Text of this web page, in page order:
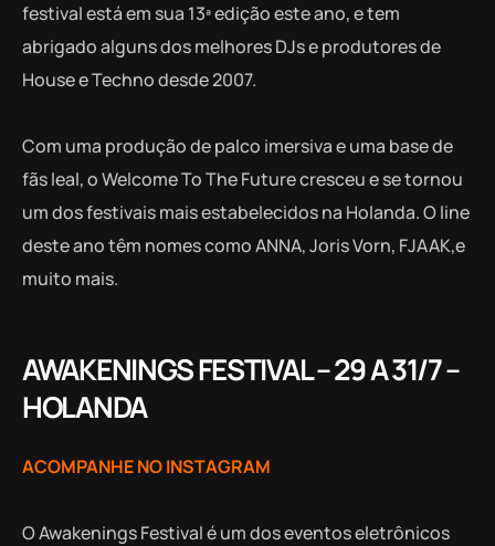
festival está em sua 13ª edição este ano, e tem
abrigado alguns dos melhores DJs e produtores de
House e Techno desde 2007.
Com uma produção de palco imersiva e uma base de
fãs leal, o Welcome To The Future cresceu e se tornou
um dos festivais mais estabelecidos na Holanda. O line
deste ano têm nomes como ANNA, Joris Vorn, FJAAK,e
muito mais.
AWAKENINGS FESTIVAL – 29 A 31/7 –
HOLANDA
ACOMPANHE NO INSTAGRAM
O Awakenings Festival é um dos eventos eletrônicos